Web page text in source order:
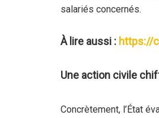
salariés concernés.
À lire aussi : https://
Une action civile
Concrètement, l’État